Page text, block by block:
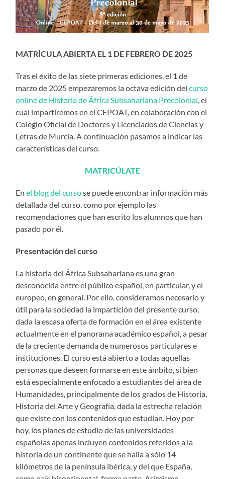
MATRÍCULA ABIERTA EL 1 DE FEBRERO DE 2025
Tras el éxito de las siete primeras ediciones, el 1 de
marzo de 2025 empezaremos la octava edición delcurso
online de Historia de África Subsahariana Precolonial , el
cual impartiremos en el CEPOAT, en colaboración con el
Colegio Oficial de Doctores y Licenciados de Ciencias y
Letras de Murcia. A continuación pasamos a indicar las
características del curso.
MATRICÚLATE
Enel blog del cursose puede encontrar información más
detallada del curso, como por ejemplo las
recomendaciones que han escrito los alumnos que han
pasado por él.
Presentación del curso
La historia del África Subsahariana es una gran
desconocida entre el público español, en particular, y el
europeo, en general. Por ello, consideramos necesario y
útil para la sociedad la impartición del presente curso,
dada la escasa oferta de formación en el área existente
actualmente en el panorama académico español, a pesar
de la creciente demanda de numerosos particulares e
instituciones. El curso está abierto a todas aquellas
personas que deseen formarse en este ámbito, si bien
está especialmente enfocado a estudiantes del área de
Humanidades, principalmente de los grados de Historia,
Historia del Arte y Geografía, dada la estrecha relación
que existe con los contenidos que estudian. Hoy por
hoy, los planes de estudio de las universidades
españolas apenas incluyen contenidos referidos a la
historia de un continente que se halla a sólo 14
kilómetros de la península ibérica, y del que España,